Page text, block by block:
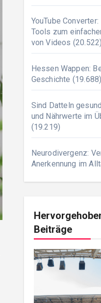
YouTube
Tools zum
von Videos (20.522)
Hessen Wappen:
Geschichte (19.688)
Sind Datteln
und Nährwerte im
(19.219)
Neurodivergenz:
Anerkennung im
Beiträge